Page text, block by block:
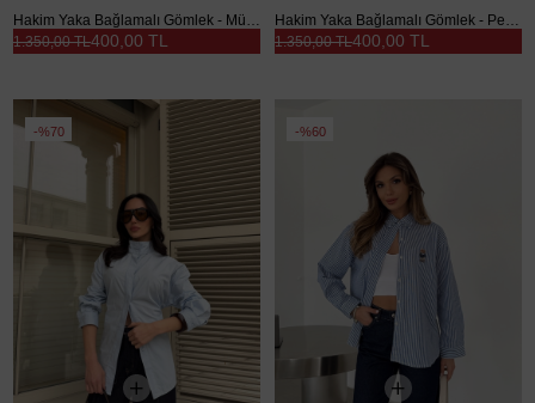
Hakim Yaka Bağlamalı Gömlek - Mürdüm
400,00 TL
1.350,00 TL
Hakim Yaka Bağlamalı Gömlek - Pembe
400,00 TL
1.350,00 TL
%70 %60